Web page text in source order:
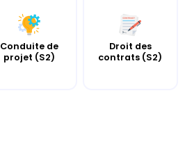
Conduite de
projet (S2)
Droit des
contrats (S2)